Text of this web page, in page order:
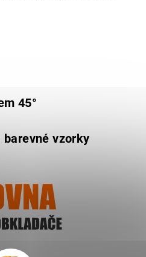
45°
vzorky